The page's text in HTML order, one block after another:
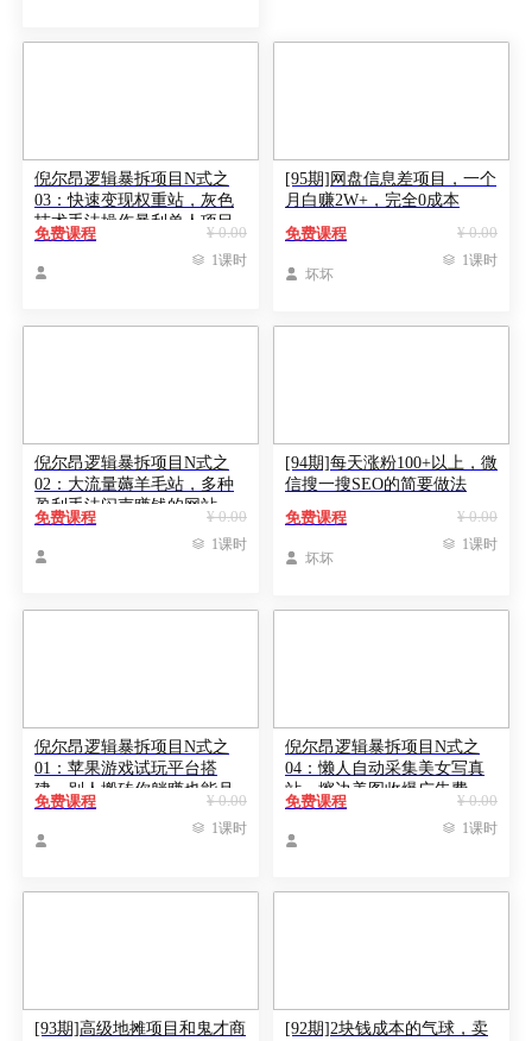
倪尔昂逻辑暴拆项目N式之
03：快速变现权重站，灰色
技术手法操作暴利单人项目
玩法
¥ 0.00
免费课程

 1课时
[95期]网盘信息差项目，一个
月白赚2W+，完全0成本
¥ 0.00
免费课程
 坏坏
 1课时
倪尔昂逻辑暴拆项目N式之
02：大流量薅羊毛站，多种
盈利手法闷声赚钱的网站
¥ 0.00
免费课程

 1课时
[94期]每天涨粉100+以上，微
信搜一搜SEO的简要做法
¥ 0.00
免费课程
 坏坏
 1课时
倪尔昂逻辑暴拆项目N式之
01：苹果游戏试玩平台搭
建，别人搬砖你躺赚也能月
入过万
¥ 0.00
免费课程

 1课时
倪尔昂逻辑暴拆项目N式之
04：懒人自动采集美女写真
站，擦边美图收爆广告费
¥ 0.00
免费课程

 1课时
[93期]高级地摊项目和鬼才商 [92期]2块钱成本的气球，卖